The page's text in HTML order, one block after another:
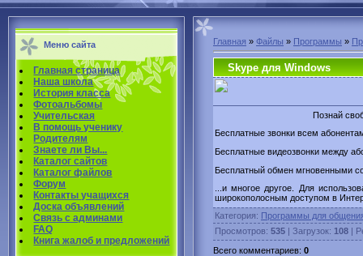
Меню сайта
Главная страница
Наша школа
История класса
Фотоальбомы
Учительская
В помощь ученику
Родителям
Знаете ли Вы...
Каталог сайтов
Каталог файлов
Форум
Контакты учащихся
Доска объявлений
Связь с админами
FAQ
Книга жалоб и предложений
Главная » Файлы » Программы »
Skype для Windows
Познай
Бесплатные звонки всем
Бесплатные видеозвонки между
Бесплатный обмен мгновенными
...и многое другое. Для
широкополосным доступом в
Категория: Программы для
Просмотров: 535 | Загрузок: 108 |
Всего комментариев: 0